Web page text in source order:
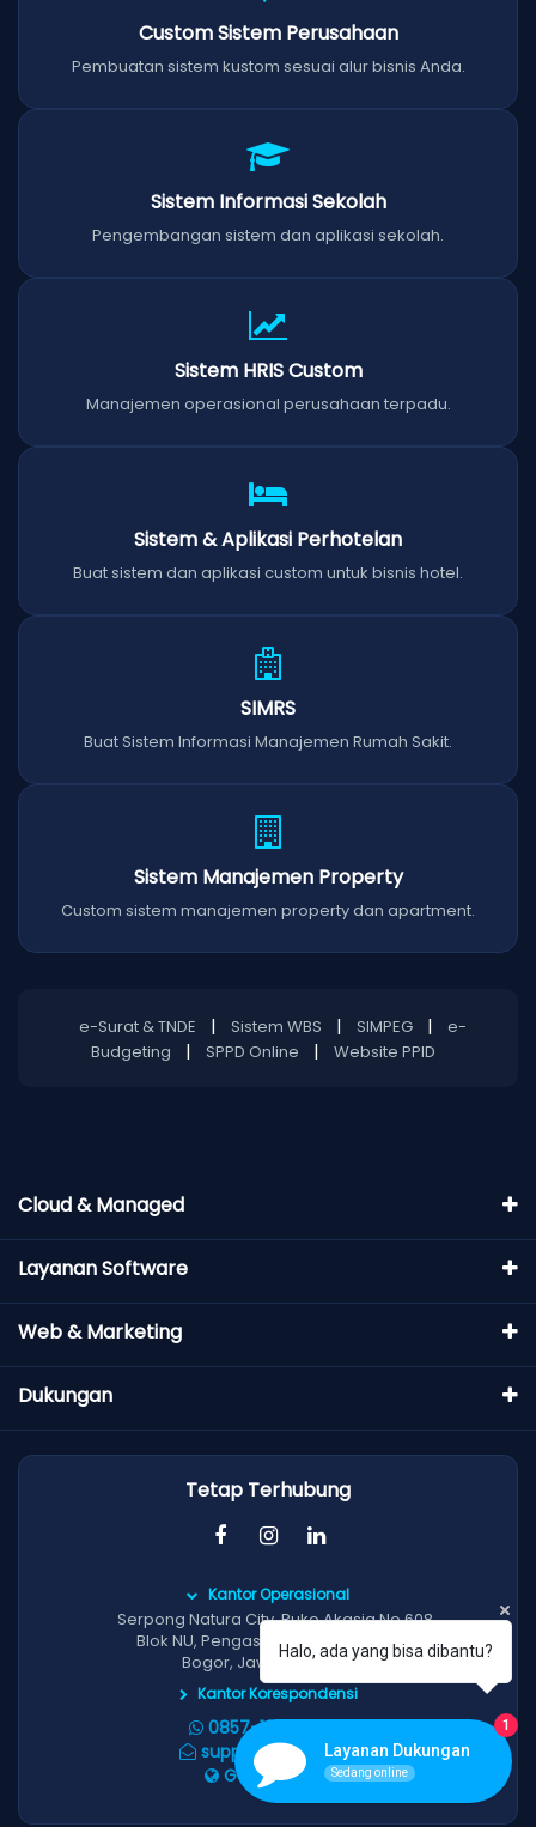
Halo, ada yang bisa dibantu?
Layanan Dukungan
Sedang online
1
Custom Sistem Perusahaan
Pembuatan sistem kustom sesuai alur bisnis Anda.
Sistem Informasi Sekolah
Pengembangan sistem dan aplikasi sekolah.
Sistem HRIS Custom
Manajemen operasional perusahaan terpadu.
Sistem & Aplikasi Perhotelan
Buat sistem dan aplikasi custom untuk bisnis hotel.
SIMRS
Buat Sistem Informasi Manajemen Rumah Sakit.
Sistem Manajemen Property
Custom sistem manajemen property dan apartment.
e-Surat & TNDE | Sistem WBS | SIMPEG |
e-
Budgeting
| SPPD Online | Website PPID
Cloud & Managed
Layanan Software
Web & Marketing
Dukungan
Tetap Terhubung
Kantor Operasional
Serpong Natura City, Ruko Akasia No.608,
Blok NU, Pengasinan, Gunung Sindur,
Bogor, Jawa Barat 16340
Kantor Korespondensi
0857-1634-3824
support@doit.co.id
Google Maps